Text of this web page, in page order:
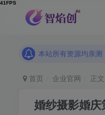
本站所有资源均亲
本站所有资源均亲测
首页 企业官网 正文
婚纱摄影婚